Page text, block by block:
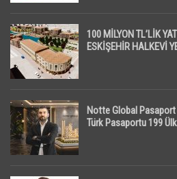
100 MİLYON TL’LİK
ESKİŞEHİR HALKEVİ
Notte Global
Türk Pasaportu 199